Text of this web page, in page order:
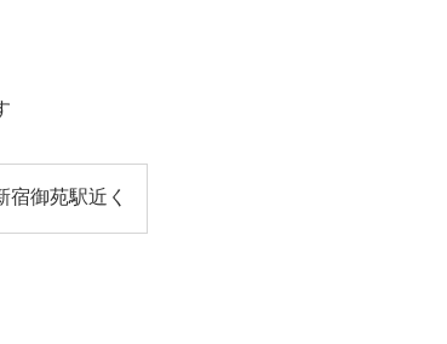
宿御苑駅近く